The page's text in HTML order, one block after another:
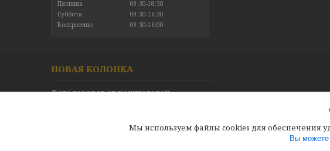
Пятница
09:30-18:30
Суббота
09:30-16:30
Воскресенье
09:30-16:00
НОВАЯ КОЛОНКА
Фото товаров от покупателей
Мы используем файлы cookies для обеспечения
Вы можете